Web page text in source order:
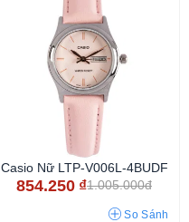
Casio Nữ LTP-V006L-4BUDF
854.250 ₫1.005.000đ
So Sánh